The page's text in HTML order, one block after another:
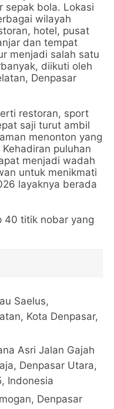
sepak bola. Lokasi
wilayah
hotel, pusat
dan tempat
menjadi salah satu
diikuti oleh
Denpasar
restoran, sport
saji turut ambil
menonton yang
puluhan
menjadi wadah
untuk menikmati
layaknya berada
40 titik nobar yang
Saelus,
Kota Denpasar,
Asri Jalan Gajah
Denpasar Utara,
Indonesia
Denpasar